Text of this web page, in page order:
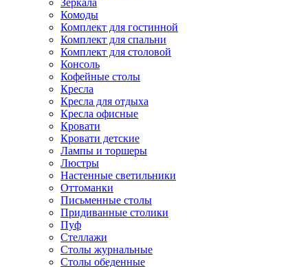
Зеркала
Комоды
Комплект для гостинной
Комплект для спальни
Комплект для столовой
Консоль
Кофейные столы
Кресла
Кресла для отдыха
Кресла офисные
Кровати
Кровати детские
Лампы и торшеры
Люстры
Настенные светильники
Оттоманки
Письменные столы
Придиванные столики
Пуф
Стеллажи
Столы журнальные
Столы обеденные